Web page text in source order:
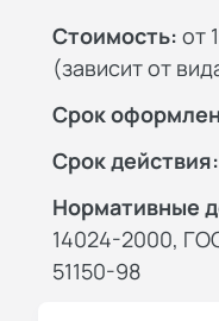
Стоимость: от
(зависит от
Срок
Срок действия:
Нормативные
14024-2000,
51150-98